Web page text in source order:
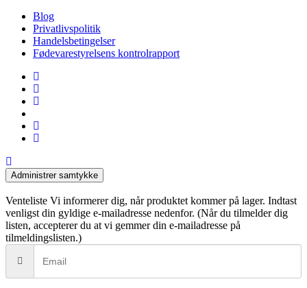
Blog
Privatlivspolitik
Handelsbetingelser
Fødevarestyrelsens kontrolrapport
facebook
linkedin
instagram
phone
email
Administrer samtykke
Venteliste Vi informerer dig, når produktet kommer på lager. Indtast
venligst din gyldige e-mailadresse nedenfor. (Når du tilmelder dig
listen, accepterer du at vi gemmer din e-mailadresse på
tilmeldingslisten.)